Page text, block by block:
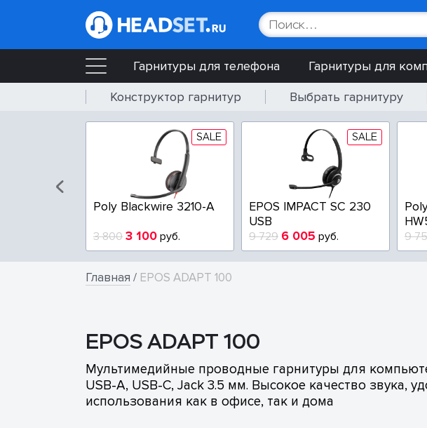
Гарнитуры для телефона Гарнитуры для
Конструктор гарнитур
Выбрать гарнитуру
SALE
Poly Blackwire 3210-A
3 800 3 100 руб.
SALE
EPOS IMPACT SC 230
USB
9 729 6 005 руб. 9
Главная / EPOS ADAPT 100
EPOS ADAPT 100
Мультимедийные проводные гарнитуры для
USB-A, USB-C, Jack 3.5 мм. Высокое качество
использования как в офисе, так и дома